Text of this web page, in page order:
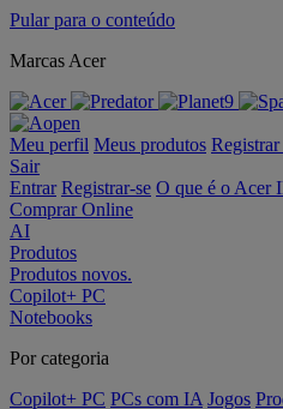
Pular para o conteúdo
Marcas Acer
Meu perfil Meus produtos
Sair
Entrar Registrar-se O que é o Acer
Comprar Online
AI
Produtos
Produtos novos.
Copilot+ PC
Notebooks
Por categoria
Copilot+ PC PCs com IA Jogos